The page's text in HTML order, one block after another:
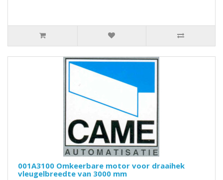
001A3100 Omkeerbare motor voor draaihek
vleugelbreedte van 3000 mm